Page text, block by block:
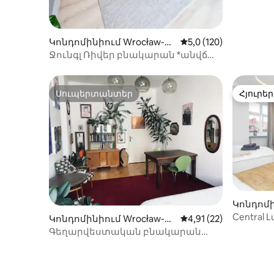
Կոնդոմինիում Wrocław-ու
մ
Միջին վարկանիշը՝
5,0 (120)
Ջունգլ Ռիվեր բնակարան *անվճար
Սուպերտանտեր
Սուպերտանտեր
Կոնդոմինիում Wrocław-ու
մ
Միջին վարկանիշը՝
4,91 (22)
Գեղարվեստական բնակարան
մ
Central